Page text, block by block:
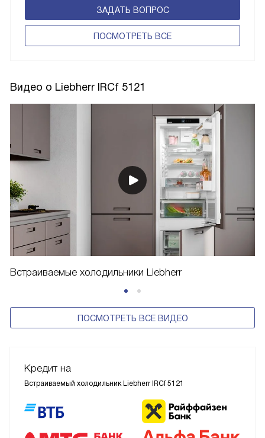
ЗАДАТЬ ВОПРОС
ПОCМОТРЕТЬ ВСЕ
Видео о Liebherr IRCf 5121
Встраиваемые холодильники Liebherr
ПОСМОТРЕТЬ ВСЕ ВИДЕО
Кредит на
Встраиваемый холодильник Liebherr IRCf 5121